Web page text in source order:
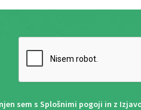
sem s Splošnimi pogoji in z